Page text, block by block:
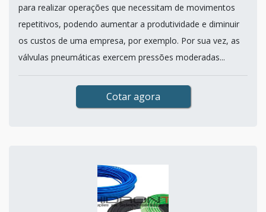
para realizar operações que necessitam de movimentos
repetitivos, podendo aumentar a produtividade e diminuir
os custos de uma empresa, por exemplo. Por sua vez, as
válvulas pneumáticas exercem pressões moderadas...
Cotar agora